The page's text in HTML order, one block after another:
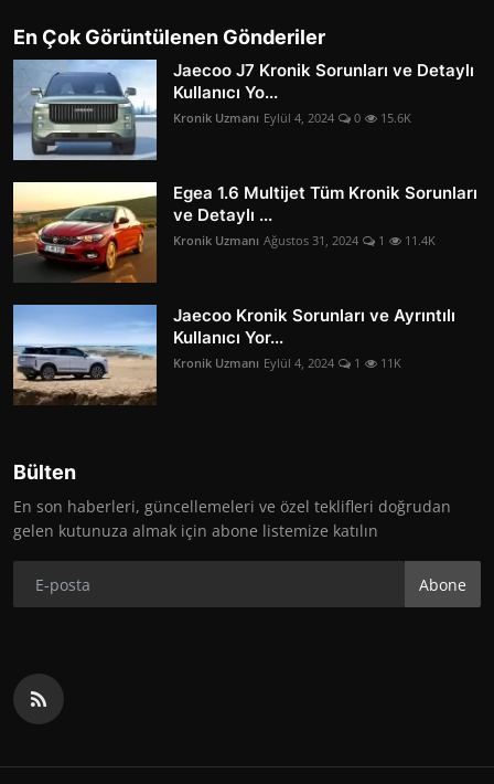
En Çok Görüntülenen Gönderiler
Jaecoo J7 Kronik Sorunları ve Detaylı
Kullanıcı Yo...
Kronik Uzmanı Eylül 4, 2024 0 15.6K
Egea 1.6 Multijet Tüm Kronik Sorunları
ve Detaylı ...
Kronik Uzmanı Ağustos 31, 2024 1 11.4K
Jaecoo Kronik Sorunları ve Ayrıntılı
Kullanıcı Yor...
Kronik Uzmanı Eylül 4, 2024 1 11K
Bülten
En son haberleri, güncellemeleri ve özel teklifleri doğrudan
gelen kutunuza almak için abone listemize katılın
Abone